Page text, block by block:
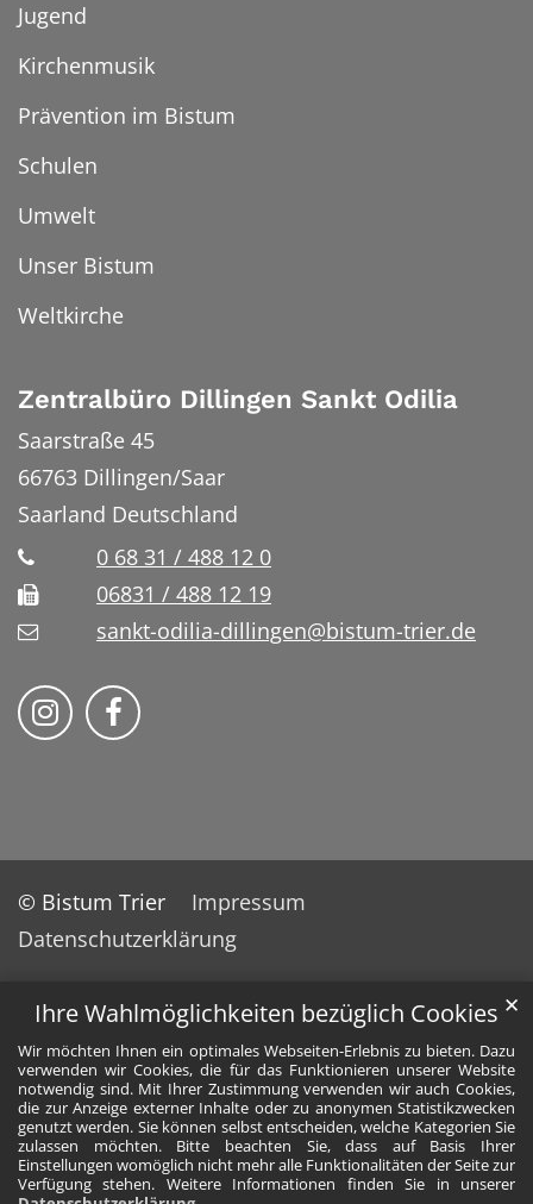
Ihre Wahlmöglichkeiten bezüglich Cookies
Wir möchten Ihnen ein optimales Webseiten-Erlebnis zu bieten. Dazu
verwenden wir Cookies, die für das Funktionieren unserer Website
notwendig sind. Mit Ihrer Zustimmung verwenden wir auch Cookies,
die zur Anzeige externer Inhalte oder zu anonymen Statistikzwecken
genutzt werden. Sie können selbst entscheiden, welche Kategorien Sie
zulassen möchten. Bitte beachten Sie, dass auf Basis Ihrer
Einstellungen womöglich nicht mehr alle Funktionalitäten der Seite zur
Verfügung stehen. Weitere Informationen finden Sie in unserer
✕
Jugend
Kirchenmusik
Prävention im Bistum
Schulen
Umwelt
Unser Bistum
Weltkirche
Zentralbüro Dillingen Sankt Odilia
Saarstraße 45
66763 Dillingen/Saar
Saarland Deutschland
0 68 31 / 488 12 0
06831 / 488 12 19
sankt-odilia-dillingen@bistum-trier.de
Bistum Trier auf Instragram
Bistum Trier auf Facebook
© Bistum Trier
Impressum
Datenschutzerklärung